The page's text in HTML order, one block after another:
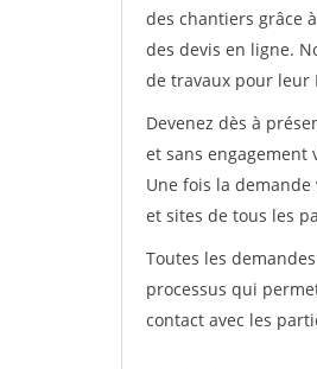
des chantiers grâce à
des devis en ligne.
de travaux pour leur
Devenez dès à
et sans
Une fois la
et sites de tous les
Toutes les
processus qui
contact avec les